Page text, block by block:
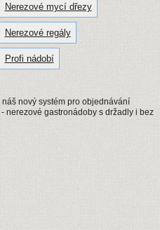
Nerezové mycí dřezy
Nerezové regály
Profi nádobí
nový systém pro objednávání
nerezové gastronádoby s držadly i bez